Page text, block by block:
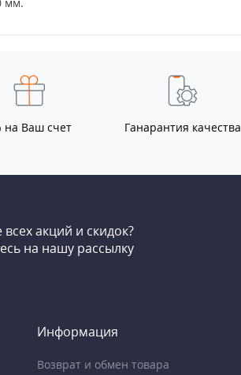
на Ваш счет Ганарантия качества
акций и скидок?
на нашу рассылку
Информация
Возврат и обмен товара